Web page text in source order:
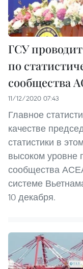
ГСУ
по
сообщества
11/12/2020 07:43
Главное
качестве
статистики в
высоком уровне
сообщества
системе
10 декабря.